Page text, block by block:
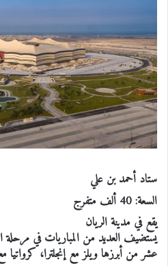
ستاد أحمد بن علي
السعة: 40 ألف متفرج
يقع في مدينة الريان
يستضيف العديد من المباريات في مرحلة
عشر من أبرزها ويلز مع إنجلترا، كرواتيا